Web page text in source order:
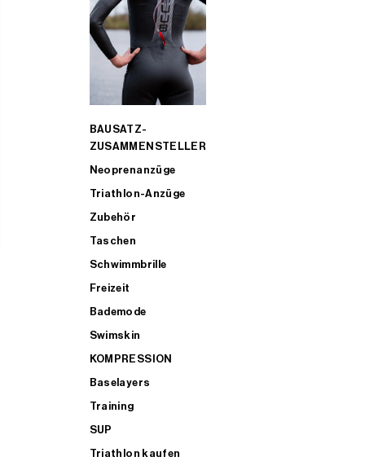
BAUSATZ-
ZUSAMMENSTELLER
Neoprenanzüge
Triathlon-Anzüge
Zubehör
Taschen
Schwimmbrille
Freizeit
Bademode
Swimskin
KOMPRESSION
Baselayers
Training
SUP
Triathlon kaufen